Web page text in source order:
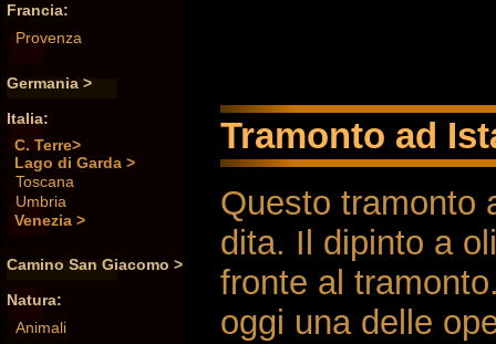
Francia:
Provenza
Germania >
Italia:
C. Terre>
Lago di Garda >
Toscana
Umbria
Venezia >
Camino San Giacomo >
Natura:
Animali
Tramonto ad
Questo tramonto
dita. Il dipinto a
fronte al
oggi una delle